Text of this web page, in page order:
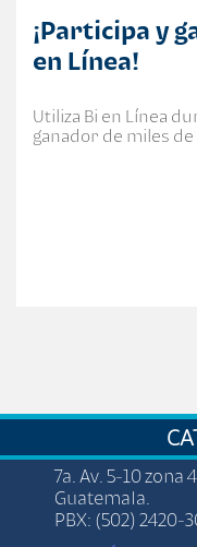
¡Participa y
en Línea!
Utiliza Bi en Línea
ganador de miles de
7a. Av. 5-10
Guatemala.
PBX: (502) 2420-